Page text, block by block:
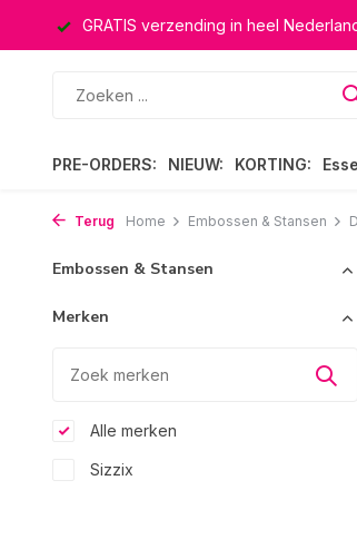
GRATIS verzending in heel
PRE-ORDERS: NIEUW: KORTING:
Terug Home Embossen & Stansen
Embossen & Stansen
Merken
Alle merken
Sizzix